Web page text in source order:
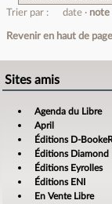
Trier par : date note
Revenir en haut de page
Sites amis
Agenda du Libre
April
Éditions D-
Éditions Diamond
Éditions Eyrolles
Éditions ENI
En Vente Libre